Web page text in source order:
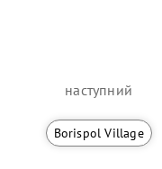
наступний
Borispol Village